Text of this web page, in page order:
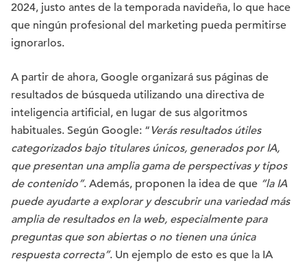
2024, justo antes de la temporada navideña, lo que hace
que ningún profesional del marketing pueda permitirse
ignorarlos.
A partir de ahora, Google organizará sus páginas de
resultados de búsqueda utilizando una directiva de
inteligencia artificial, en lugar de sus algoritmos
habituales. Según Google: “Verás resultados útiles
categorizados bajo titulares únicos, generados por IA,
que presentan una amplia gama de perspectivas y tipos
de contenido”. Además, proponen la idea de que “la IA
puede ayudarte a explorar y descubrir una variedad más
amplia de resultados en la web, especialmente para
preguntas que son abiertas o no tienen una única
respuesta correcta”. Un ejemplo de esto es que la IA